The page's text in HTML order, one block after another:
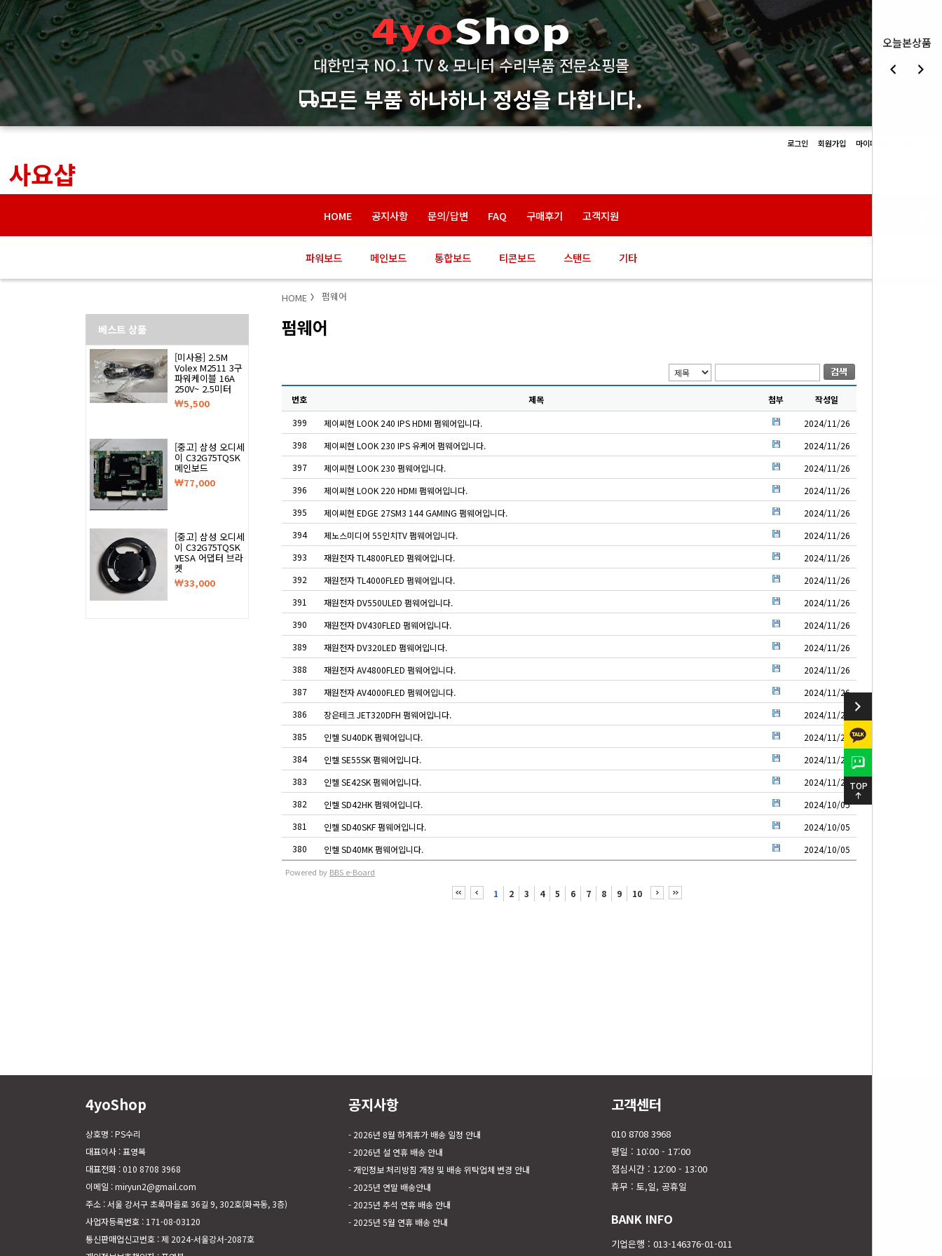
4yoShop
대한민국 NO.1 TV & 모니터 수리부품 전문쇼핑몰
모든 부품 하나하나 정성을 다합니다.
사요샵
로그인 회원가입 마이페이지
HOME 공지사항 문의/답변 FAQ 구매후기 고객지원
파워보드 메인보드 통합보드 티콘보드 스탠드 기타
HOME 펌웨어
펌웨어
번호 제목 첨부
작성일
399
제이씨현 LOOK 240 IPS HDMI 펌웨어입니다.
2024/11/26
398
제이씨현 LOOK 230 IPS 유케어 펌웨어입니다.
2024/11/26
397
제이씨현 LOOK 230 펌웨어입니다.
2024/11/26
396
제이씨현 LOOK 220 HDMI 펌웨어입니다.
2024/11/26
395
제이씨현 EDGE 27SM3 144 GAMING 펌웨어입니다.
2024/11/26
394
제노스미디어 55인치TV 펌웨어입니다.
2024/11/26
393
재원전자 TL4800FLED 펌웨어입니다.
2024/11/26
392
재원전자 TL4000FLED 펌웨어입니다.
2024/11/26
391
재원전자 DV550ULED 펌웨어입니다.
2024/11/26
390
재원전자 DV430FLED 펌웨어입니다.
2024/11/26
389
재원전자 DV320LED 펌웨어입니다.
2024/11/26
388
재원전자 AV4800FLED 펌웨어입니다.
2024/11/26
387
재원전자 AV4000FLED 펌웨어입니다.
2024/11/26
386
장은테크 JET320DFH 펌웨어입니다.
2024/11/26
385
인켈 SU40DK 펌웨어입니다.
2024/11/26
384
인켈 SE55SK 펌웨어입니다.
2024/11/26
383
인켈 SE42SK 펌웨어입니다.
2024/11/26
382
인켈 SD42HK 펌웨어입니다.
2024/10/05
381
인켈 SD40SKF 펌웨어입니다.
2024/10/05
380
인켈 SD40MK 펌웨어입니다. 2024/10/05
Powered by BBS e-Board
1 2 3 4 5 6 7 8 9 10
베스트 상품
[미사용] 2.5M
Volex M2511 3구
파워케이블 16A
250V~ 2.5미터
5,500
[중고] 삼성 오디세
이 C32G75TQSK
메인보드
77,000
[중고] 삼성 오디세
이 C32G75TQSK
VESA 어댑터 브라
켓
33,000
4yoShop
상호명 : PS수리
대표이사 : 표영복
대표전화 : 010 8708 3968
이메일 : miryun2@gmail.com
주소 : 서울 강서구 초록마을로 36길 9, 302호(화곡동, 3층)
사업자등록번호 : 171-08-03120
통신판매업신고번호 : 제 2024-서울강서-2087호
공지사항
2026년 8월 하계휴가 배송 일정 안내
2026년 설 연휴 배송 안내
개인정보 처리방침 개정 및 배송 위탁업체 변경 안내
2025년 연말 배송안내
2025년 추석 연휴 배송 안내
2025년 5월 연휴 배송 안내
고객센터
010 8708 3968
평일 : 10:00 - 17:00
점심시간 : 12:00 - 13:00
휴무 : 토,일, 공휴일
BANK INFO
기업은행 : 013-146376-01-011
TOP
오늘본상품